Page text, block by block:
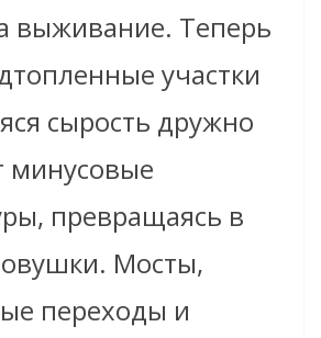
выживание. Теперь
участки
сырость дружно
минусовые
превращаясь в
Мосты,
переходы и